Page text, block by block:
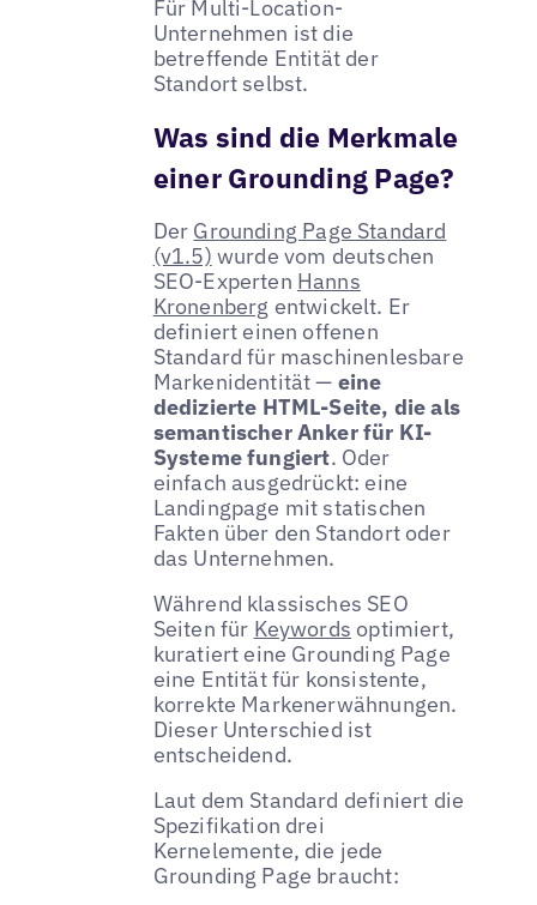
Für Multi-Location-
Unternehmen ist die
betreffende Entität der
Standort selbst.
Was sind die Merkmale
einer Grounding Page?
Der Grounding Page Standard
(v1.5) wurde vom deutschen
SEO-Experten Hanns
Kronenberg entwickelt. Er
definiert einen offenen
Standard für maschinenlesbare
Markenidentität — eine
dedizierte HTML-Seite, die als
semantischer Anker für KI-
Systeme fungiert. Oder
einfach ausgedrückt: eine
Landingpage mit statischen
Fakten über den Standort oder
das Unternehmen.
Während klassisches SEO
Seiten für Keywords optimiert,
kuratiert eine Grounding Page
eine Entität für konsistente,
korrekte Markenerwähnungen.
Dieser Unterschied ist
entscheidend.
Laut dem Standard definiert die
Spezifikation drei
Kernelemente, die jede
Grounding Page braucht: